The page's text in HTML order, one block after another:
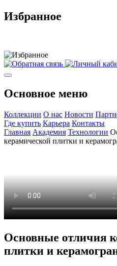
Избранное
Основное меню
Коллекции О нас Новости
Где купить Карьера Контакты
Главная Академия Технологии
керамической плитки и
Основные отличия
плитки и